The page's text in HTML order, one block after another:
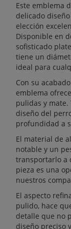
Este emblema
delicado
elección
Disponible en
sofisticado
tiene un
ideal para
Con su
emblema
pulidas y mate.
diseño del
profundidad a
El material de
notable y un
transportarlo a
pieza es una
nuestros
El aspecto
pulido, hace
detalle que no
diseño preciso